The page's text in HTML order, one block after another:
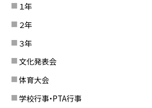
１年
２年
３年
文化発表会
体育大会
学校行事・PTA行事